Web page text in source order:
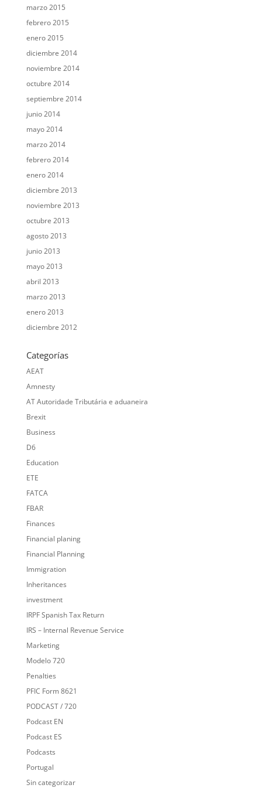
marzo 2015
febrero 2015
enero 2015
diciembre 2014
noviembre 2014
octubre 2014
septiembre 2014
junio 2014
mayo 2014
marzo 2014
febrero 2014
enero 2014
diciembre 2013
noviembre 2013
octubre 2013
agosto 2013
junio 2013
mayo 2013
abril 2013
marzo 2013
enero 2013
diciembre 2012
Categorías
AEAT
Amnesty
AT Autoridade Tributária e aduaneira
Brexit
Business
D6
Education
ETE
FATCA
FBAR
Finances
Financial planing
Financial Planning
Immigration
Inheritances
investment
IRPF Spanish Tax Return
IRS – Internal Revenue Service
Marketing
Modelo 720
Penalties
PFIC Form 8621
PODCAST / 720
Podcast EN
Podcast ES
Podcasts
Portugal
Sin categorizar